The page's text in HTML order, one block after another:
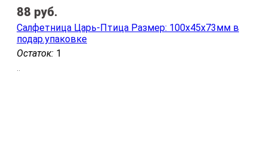
Остаток: 1
Салфетница Царь-Птица Размер: 100х45х73мм в
подар.упаковке
..
88 руб.